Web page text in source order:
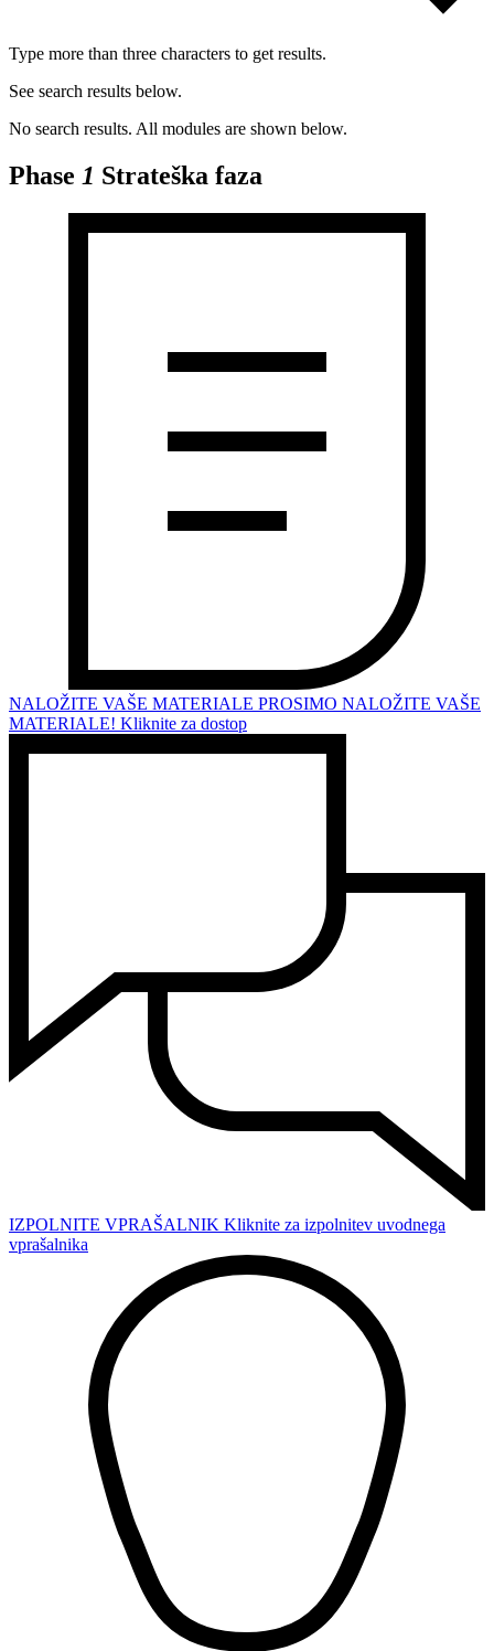
Type more than three characters to get results.
See search results below.
No search results. All modules are shown below.
Phase 1 Strateška faza
NALOŽITE VAŠE MATERIALE PROSIMO NALOŽITE VAŠE
MATERIALE! Kliknite za dostop
IZPOLNITE VPRAŠALNIK Kliknite za izpolnitev uvodnega
vprašalnika